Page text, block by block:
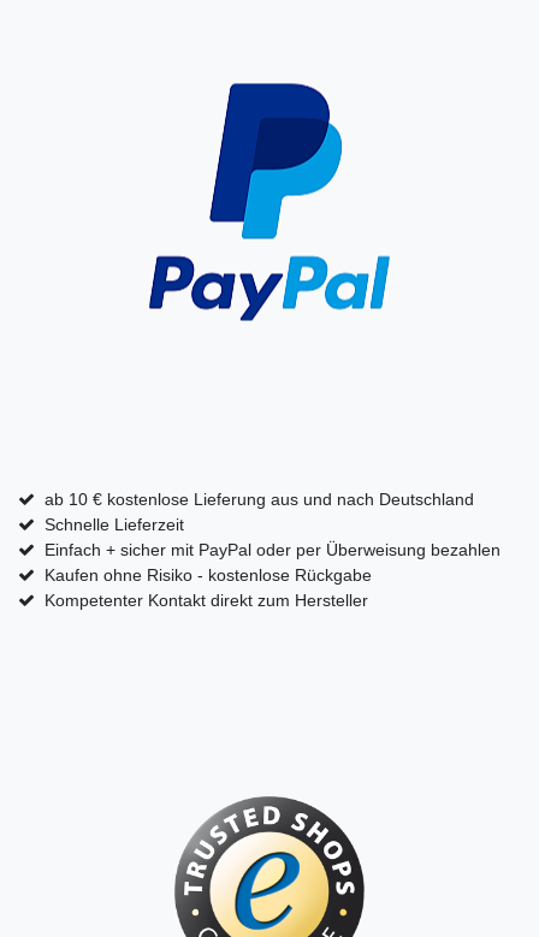
ab 10 € kostenlose Lieferung aus und nach Deutschland
Schnelle Lieferzeit
Einfach + sicher mit PayPal oder per Überweisung bezahlen
Kaufen ohne Risiko - kostenlose Rückgabe
Kompetenter Kontakt direkt zum Hersteller